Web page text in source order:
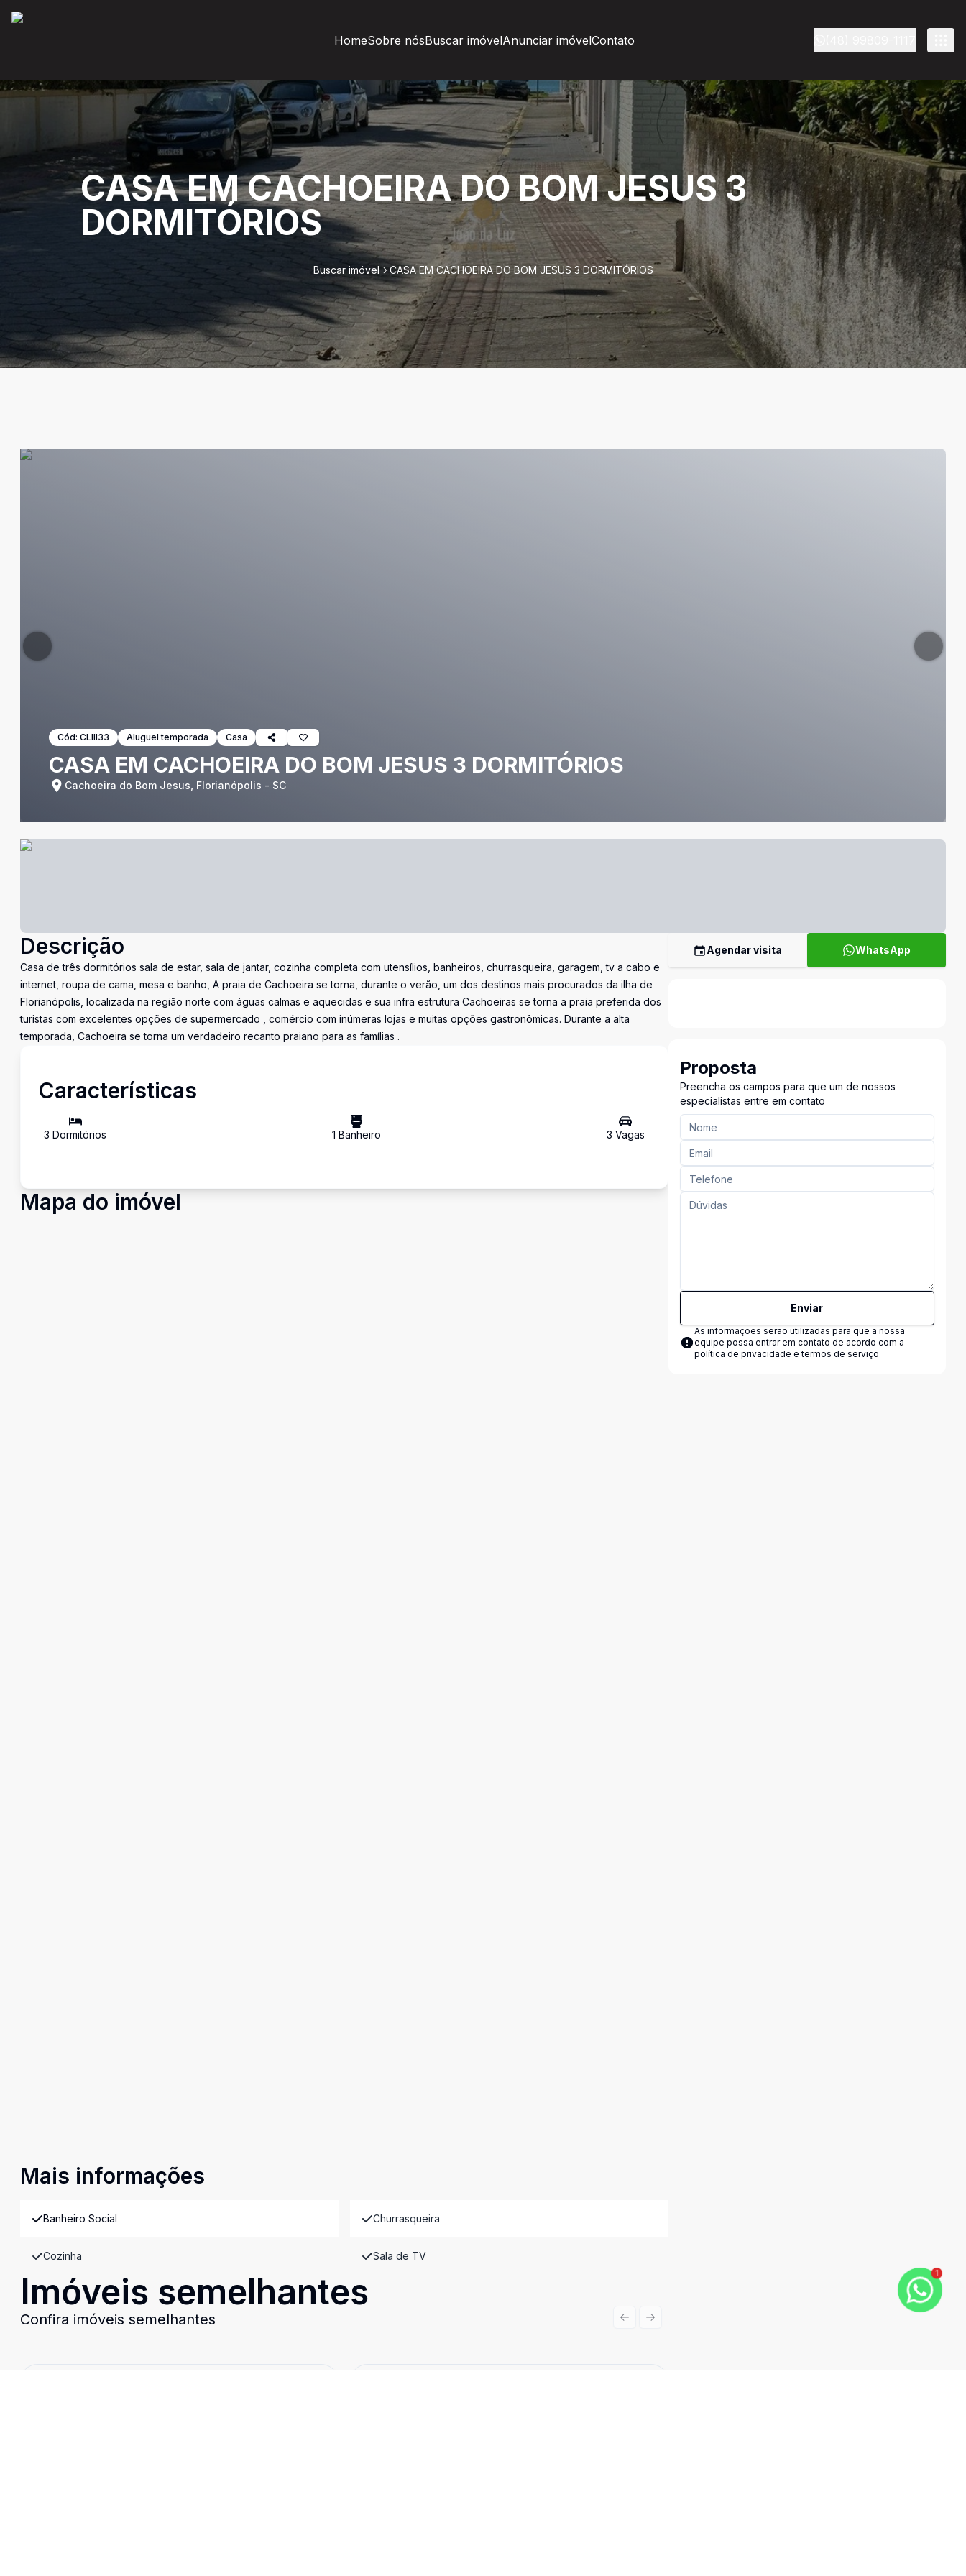
HomeSobre nósBuscar imóvelAnunciar imóvelContato
CASA EM CACHOEIRA DO BOM JESUS 3
DORMITÓRIOS
Buscar imóvel CASA EM CACHOEIRA DO BOM JESUS 3 DORMITÓRIOS
Cód: CLIII33 Aluguel temporada Casa
CASA EM CACHOEIRA DO BOM JESUS 3 DORMITÓRIOS
Cachoeira do Bom Jesus, Florianópolis - SC
Descrição
Casa de três dormitórios sala de estar, sala de jantar, cozinha completa com utensílios, banheiros, churrasqueira, garagem, tv a cabo e
internet, roupa de cama, mesa e banho, A praia de Cachoeira se torna, durante o verão, um dos destinos mais procurados da ilha de
Florianópolis, localizada na região norte com águas calmas e aquecidas e sua infra estrutura Cachoeiras se torna a praia preferida dos
turistas com excelentes opções de supermercado , comércio com inúmeras lojas e muitas opções gastronômicas. Durante a alta
temporada, Cachoeira se torna um verdadeiro recanto praiano para as famílias .
Características
3 Dormitórios 1 Banheiro 3 Vagas
Mapa do imóvel
Mais informações
Banheiro Social Churrasqueira
Cozinha Sala de TV
Imóveis semelhantes
Confira imóveis semelhantes Previous slide
Next slide
Agendar visita WhatsApp
Proposta
Preencha os campos para que um de nossos
especialistas entre em contato
Enviar
As informações serão utilizadas para que a nossa
equipe possa entrar em contato de acordo com a
política de privacidade e termos de serviço
1